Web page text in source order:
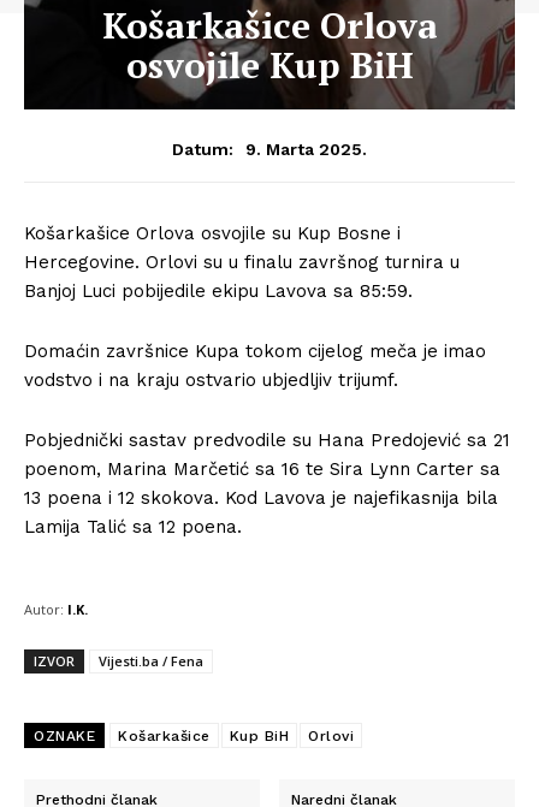
Košarkašice Orlova
osvojile Kup BiH
Datum: 9. Marta 2025.
Košarkašice Orlova osvojile su Kup Bosne i
Hercegovine. Orlovi su u finalu završnog turnira u
Banjoj Luci pobijedile ekipu Lavova sa 85:59.
Domaćin završnice Kupa tokom cijelog meča je imao
vodstvo i na kraju ostvario ubjedljiv trijumf.
Pobjednički sastav predvodile su Hana Predojević sa 21
poenom, Marina Marčetić sa 16 te Sira Lynn Carter sa
13 poena i 12 skokova. Kod Lavova je najefikasnija bila
Lamija Talić sa 12 poena.
Autor: I.K.
IZVOR Vijesti.ba / Fena
OZNAKE Košarkašice Kup BiH Orlovi
Prethodni članak Naredni članak